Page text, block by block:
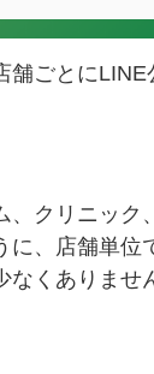
ごとに
、クリニッ
に、店舗単
くありませ